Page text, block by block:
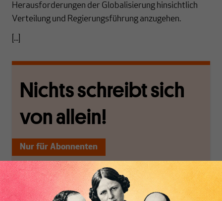
Herausforderungen der Globalisierung hinsichtlich
Verteilung und Regierungsführung anzugehen.
[...]
Nichts schreibt sich
von allein!
Nur für Abonnenten
MAKROSKOP analysiert
wirtschaftspolitische
Themen aus einer
Wir verlassen die
journalistische Filterblase,
in der sich viele